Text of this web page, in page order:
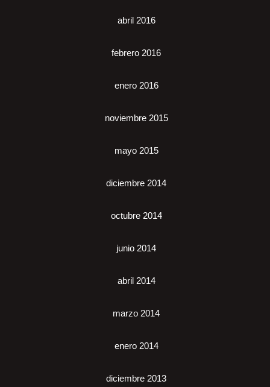
abril 2016
febrero 2016
enero 2016
noviembre 2015
mayo 2015
diciembre 2014
octubre 2014
junio 2014
abril 2014
marzo 2014
enero 2014
diciembre 2013